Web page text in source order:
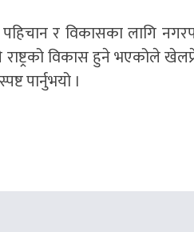
र विकासका लागि
विकास हुने भएकोले
पार्नुभयो ।